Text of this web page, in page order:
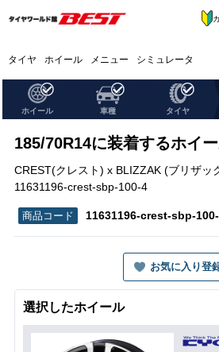
タイヤ ホイール メニュー シミュレータ
ホイール 車種 タイヤ
185/70R14に装着するホイ
CREST(クレスト) x BLIZZAK (ブリザッ
11631196-crest-sbp-100-4
11631196-crest-sbp-
お気に入り登
選択したホイール